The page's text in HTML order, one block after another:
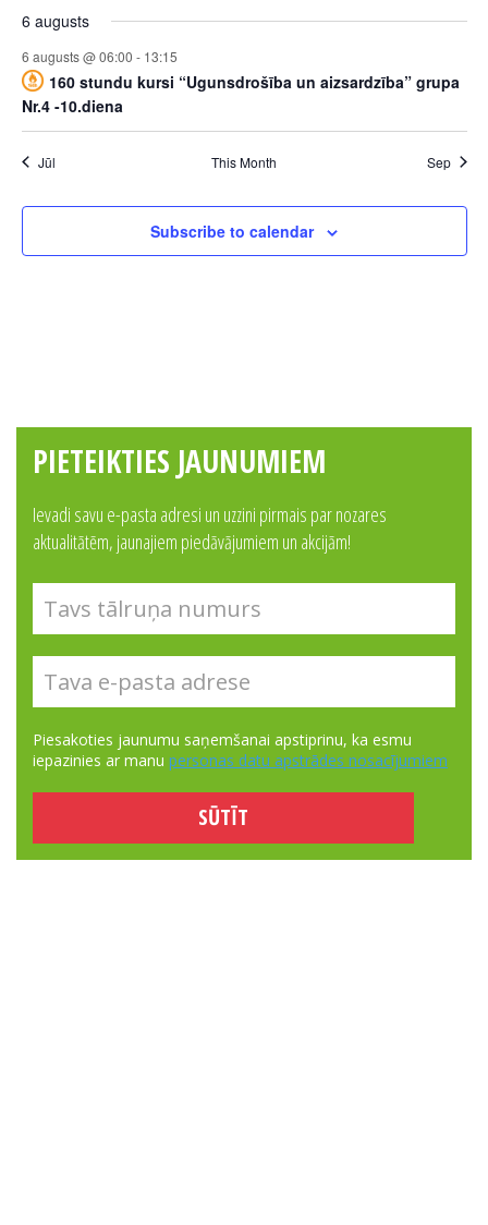
6 augusts
6 augusts @ 06:00 - 13:15
160 stundu kursi “Ugunsdrošība un aizsardzība” grupa
Nr.4 -10.diena
Jūl This Month Sep
Subscribe to calendar
PIETEIKTIES JAUNUMIEM
Ievadi savu e-pasta adresi un uzzini pirmais par nozares
aktualitātēm, jaunajiem piedāvājumiem un akcijām!
Piesakoties jaunumu saņemšanai apstiprinu, ka esmu
iepazinies ar manu personas datu apstrādes nosacījumiem